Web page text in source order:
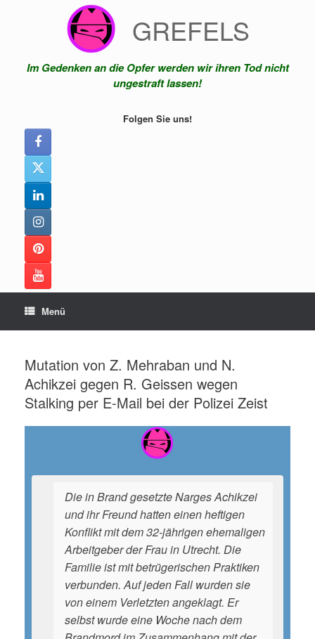
GREFELS
Im Gedenken an die Opfer werden wir ihren Tod nicht
ungestraft lassen!
Folgen Sie uns!
Menü
Mutation von Z. Mehraban und N.
Achikzei gegen R. Geissen wegen
Stalking per E-Mail bei der Polizei Zeist
Die in Brand gesetzte Narges Achikzei
und ihr Freund hatten einen heftigen
Konflikt mit dem 32-jährigen ehemaligen
Arbeitgeber der Frau in Utrecht. Die
Familie ist mit betrügerischen Praktiken
verbunden. Auf jeden Fall wurden sie
von einem Verletzten angeklagt. Er
selbst wurde eine Woche nach dem